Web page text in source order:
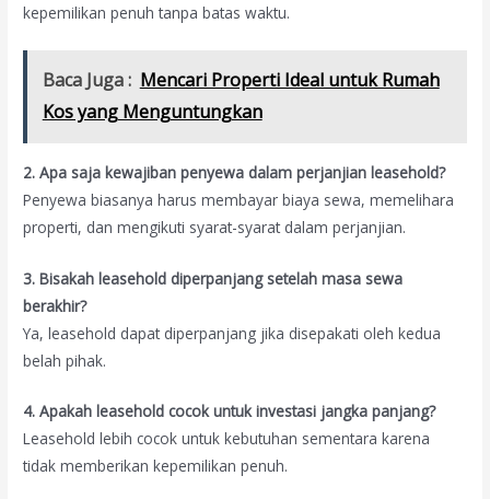
kepemilikan penuh tanpa batas waktu.
Baca Juga : Mencari Properti Ideal untuk Rumah
Kos yang Menguntungkan
2. Apa saja kewajiban penyewa dalam perjanjian leasehold?
Penyewa biasanya harus membayar biaya sewa, memelihara
properti, dan mengikuti syarat-syarat dalam perjanjian.
3. Bisakah leasehold diperpanjang setelah masa sewa
berakhir?
Ya, leasehold dapat diperpanjang jika disepakati oleh kedua
belah pihak.
4. Apakah leasehold cocok untuk investasi jangka panjang?
Leasehold lebih cocok untuk kebutuhan sementara karena
tidak memberikan kepemilikan penuh.